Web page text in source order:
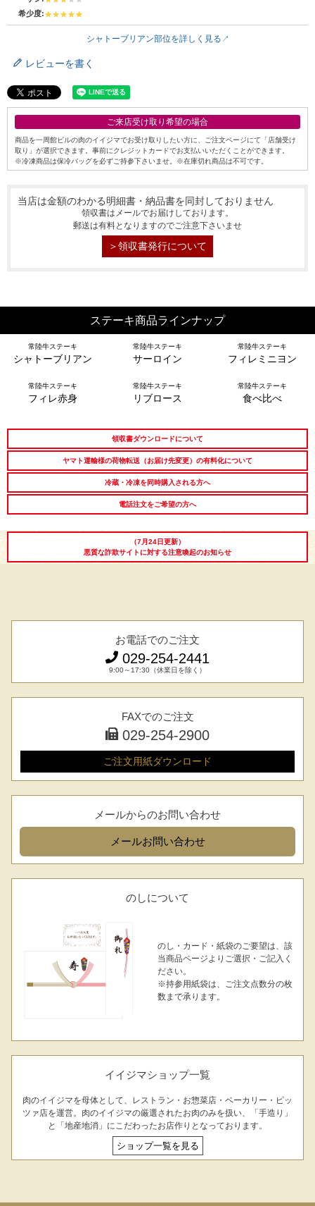
結婚内祝い 法事・香典返し
長寿祝い 高級肉ギフト 法人ギフト
LINEギフト ふるさと納税
希少度:
シャトーブリアン部位を詳しく見る
レビューを書く
ご来店受け取り希望の場合
商品を一周館ビルの肉のイイジマでお受け取りしたい方に、ご注文ページにて「店舗受け
取り」が選択できます。事前にクレジットカードでお支払いいただくことができます。
※冷凍商品は保冷バッグを必ずご持参下さいませ。※在庫切れ商品は不可です。
当店は金額のわかる明細書・納品書を同封しておりません
領収書はメールでお届けしております。
郵送は有料となりますのでご注意下さいませ
＞領収書発行について
ステーキ商品ラインナップ
常陸牛ステーキ
シャトーブリアン
常陸牛ステーキ
サーロイン
常陸牛ステーキ
フィレミニヨン
常陸牛ステーキ
フィレ赤身
常陸牛ステーキ
リブロース
常陸牛ステーキ
食べ比べ
領収書ダウンロードについて
ヤマト運輸様の荷物転送（お届け先変更）の有料化について
冷蔵・冷凍を同時購入される方へ
電話注文をご希望の方へ
（7月24日更新）
悪質な詐欺サイトに対する注意喚起のお知らせ
お電話でのご注文
029-254-2441
9:00～17:30（休業日を除く）
FAXでのご注文
029-254-2900
ご注文用紙ダウンロード
メールからのお問い合わせ
メールお問い合わせ
のしについて
のし・カード・紙袋のご要望は、該
当商品ページよりご選択・ご記入く
ださい。
※持参用紙袋は、ご注文点数分の枚
数まで承ります。
イイジマショップ一覧
肉のイイジマを母体として、レストラン・お惣菜店・ベーカリー・ピッ
ツァ店を運営。肉のイイジマの厳選されたお肉のみを扱い、「手造り」
と「地産地消」にこだわったお店作りとなっております。
ショップ一覧を見る